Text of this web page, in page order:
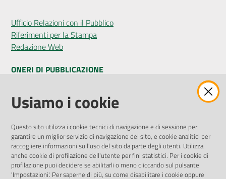
Ufficio Relazioni con il Pubblico
Riferimenti per la Stampa
Redazione Web
ONERI DI PUBBLICAZIONE
Amministrazione Trasparente
Pubblicità legale
Privacy Policy
Attuazione Misure PNRR
Liste di Attesa
Usiamo i cookie
Questo sito utilizza i cookie tecnici di navigazione e di sessione per
garantire un miglior servizio di navigazione del sito, e cookie analitici per
raccogliere informazioni sull'uso del sito da parte degli utenti. Utilizza
anche cookie di profilazione dell'utente per fini statistici. Per i cookie di
profilazione puoi decidere se abilitarli o meno cliccando sul pulsante
'Impostazioni'. Per saperne di più, su come disabilitare i cookie oppure